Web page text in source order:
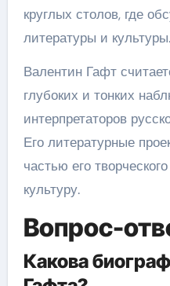
круглых столов, где
литературы и культуры.
Валентин Гафт
глубоких и тонких
интерпретаторов
Его литературные
частью его
культуру.
Вопрос-
Какова